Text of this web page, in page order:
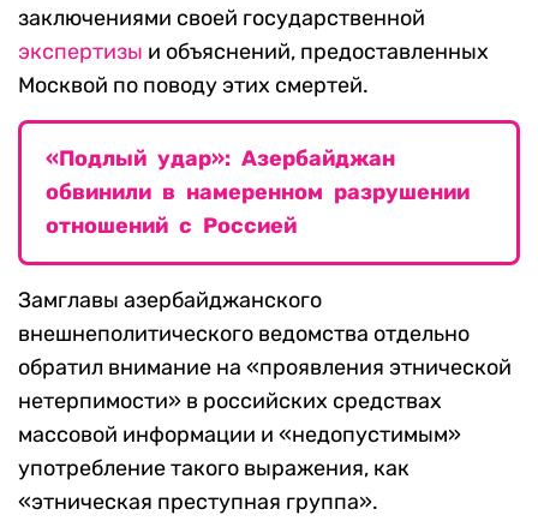
заключениями своей государственной
экспертизы и объяснений, предоставленных
Москвой по поводу этих смертей.
«Подлый удар»: Азербайджан
обвинили в намеренном разрушении
отношений с Россией
Замглавы азербайджанского
внешнеполитического ведомства отдельно
обратил внимание на «проявления этнической
нетерпимости» в российских средствах
массовой информации и «недопустимым»
употребление такого выражения, как
«этническая преступная группа».